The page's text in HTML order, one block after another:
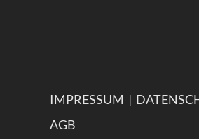
IMPRESSUM |
AGB